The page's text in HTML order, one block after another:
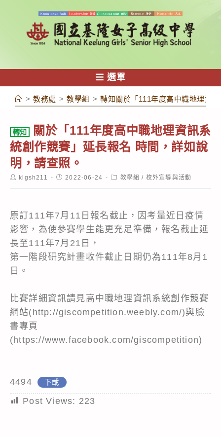
容
選單
> 教務處 > 教學組 > 轉知關於「111年度高中職地理資
轉知
關於「111年度高中職地理資訊系
統創作競賽」延長報名 時間，詳如說
明，請查照。
Postklgsh211
Post2022-06-24
Post教學組 / 校外宣導與活動
原訂111年7月11日報名截止，因考量近日疫情
影響，為使參賽學生能更充足準備，報名截止延
長至111年7月21日，
第一階段研究計畫收件截止日期仍為111年8月1
日。
比賽詳細資訊請見高中職地理資訊系統創作競賽
網站(http://giscompetition.weebly.com/)與臉
書專頁
(https://www.facebook.com/giscompetition)
4494 下載
Post Views: 223